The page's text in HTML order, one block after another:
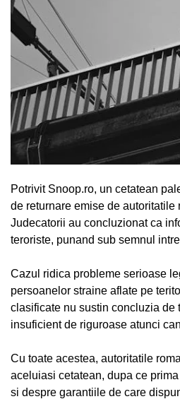
Potrivit Snoop.ro, un cetatean
de returnare emise de
Judecatorii au concluzionat ca
teroriste, punand sub semnul
Cazul ridica probleme serioase
persoanelor straine aflate pe
clasificate nu sustin concluzia de
insuficient de riguroase atunci
Cu toate acestea, autoritatile
aceluiasi cetatean, dupa ce
si despre garantiile de care